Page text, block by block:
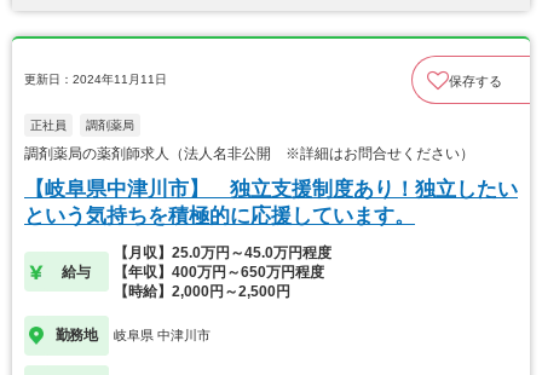
更新日：2024年11月11日 保存する
正社員 調剤薬局
調剤薬局の薬剤師求人（法人名非公開 ※詳細はお問合せください）
【岐阜県中津川市】 独立支援制度あり！独立したい
という気持ちを積極的に応援しています。
給与
【月収】25.0万円～45.0万円程度
【年収】400万円～650万円程度
【時給】2,000円～2,500円
勤務地 岐阜県 中津川市